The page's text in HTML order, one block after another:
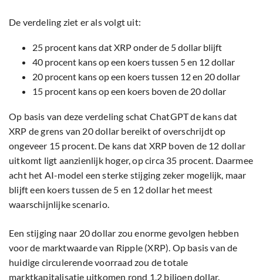
De verdeling ziet er als volgt uit:
25 procent kans dat XRP onder de 5 dollar blijft
40 procent kans op een koers tussen 5 en 12 dollar
20 procent kans op een koers tussen 12 en 20 dollar
15 procent kans op een koers boven de 20 dollar
Op basis van deze verdeling schat ChatGPT de kans dat
XRP de grens van 20 dollar bereikt of overschrijdt op
ongeveer 15 procent. De kans dat XRP boven de 12 dollar
uitkomt ligt aanzienlijk hoger, op circa 35 procent. Daarmee
acht het AI-model een sterke stijging zeker mogelijk, maar
blijft een koers tussen de 5 en 12 dollar het meest
waarschijnlijke scenario.
Een stijging naar 20 dollar zou enorme gevolgen hebben
voor de marktwaarde van Ripple (XRP). Op basis van de
huidige circulerende voorraad zou de totale
marktkapitalisatie uitkomen rond 1,2 biljoen dollar.